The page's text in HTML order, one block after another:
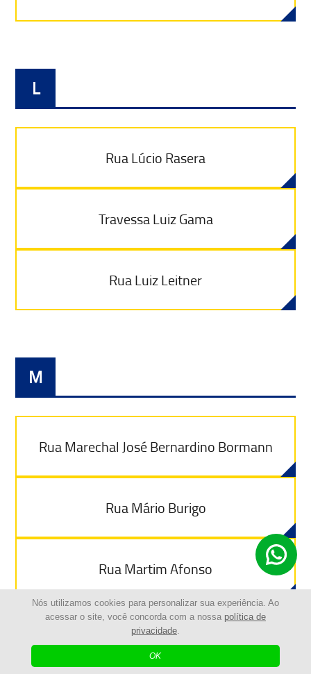
Nós utilizamos cookies para personalizar sua experiência. Ao
acessar o site, você concorda com a nossa política de
privacidade.
OK
L
Rua Lúcio Rasera
Travessa Luiz Gama
Rua Luiz Leitner
M
Rua Marechal José Bernardino Bormann
Rua Mário Burigo
Rua Martim Afonso
Rua Martin Pena